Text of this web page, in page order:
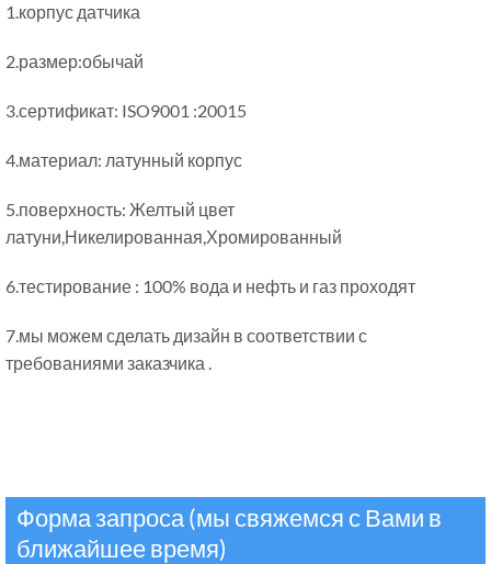
1.корпус датчика
2.размер:обычай
3.сертификат: ISO9001 :20015
4.материал: латунный корпус
5.поверхность: Желтый цвет
латуни,Никелированная,Хромированный
6.тестирование : 100% вода и нефть и газ проходят
7.мы можем сделать дизайн в соответствии с
требованиями заказчика .
Форма запроса (мы свяжемся с Вами в
ближайшее время)